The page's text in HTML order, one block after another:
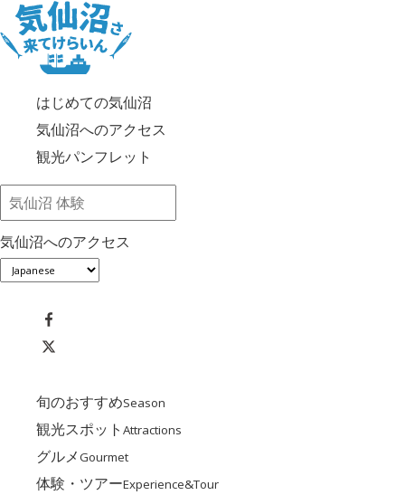
はじめての気仙沼
気仙沼へのアクセス
観光パンフレット
気仙沼へのアクセス
旬のおすすめSeason
観光スポット Attractions
グルメGourmet
体験・ツアーExperience&Tour